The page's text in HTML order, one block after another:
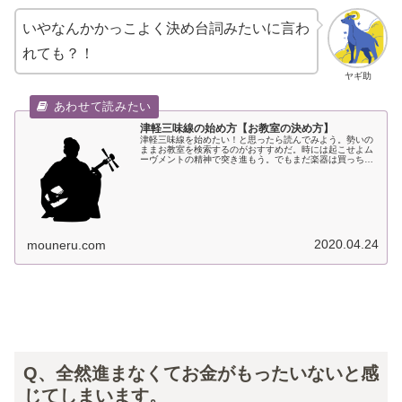
ヤギ助
いやなんかかっこよく決め台詞みたいに言わ
れても？！
津軽三味線の始め方【お教室の決め方】
津軽三味線を始めたい！と思ったら読んでみよう。勢いの
ままお教室を検索するのがおすすめだ。時には起こせよム
ーヴメントの精神で突き進もう。でもまだ楽器は買っちゃ
mouneru.com 2020.04.24
Q、全然進まなくてお金がもったいないと感
じてしまいます。